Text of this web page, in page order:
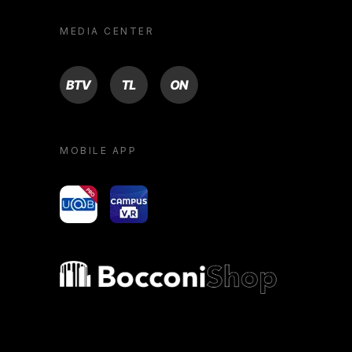
MEDIA CENTER
BTV TL ON
MOBILE APP
yoU@B Campus VR
Bocconi shop